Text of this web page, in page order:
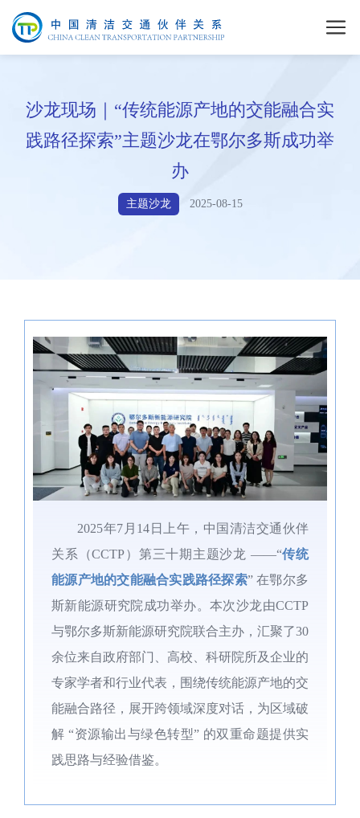
沙龙现场｜“传统能源产地的交能融合实
践路径探索”主题沙龙在鄂尔多斯成功举
办
主题沙龙 2025-08-15
2025年7月14日上午，中国清洁交通伙伴
关系（CCTP）第三十期主题沙龙 ——“传统
能源产地的交能融合实践路径探索” 在鄂尔多
斯新能源研究院成功举办。本次沙龙由CCTP
与鄂尔多斯新能源研究院联合主办，汇聚了30
余位来自政府部门、高校、科研院所及企业的
专家学者和行业代表， 围绕传统能源产地的交
能融合路径， 展开跨领域深度对话，为区域破
解 “资源输出与绿色转型” 的双重命题提供实
践思路与经验借鉴。